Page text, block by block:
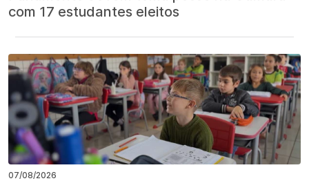
com 17 estudantes eleitos
07/08/2026